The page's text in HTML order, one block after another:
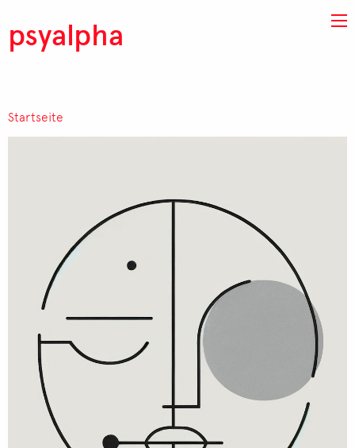
psyalpha
Pfadnavigation
Startseite